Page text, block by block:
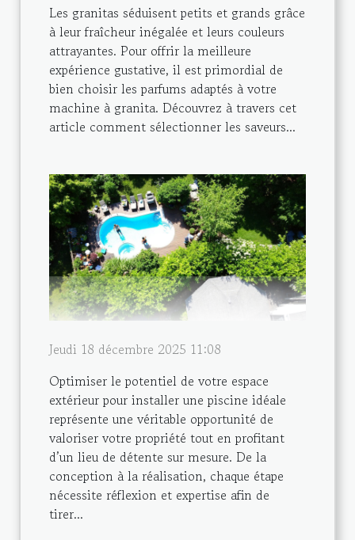
Les granitas séduisent petits et grands grâce
à leur fraîcheur inégalée et leurs couleurs
attrayantes. Pour offrir la meilleure
expérience gustative, il est primordial de
bien choisir les parfums adaptés à votre
machine à granita. Découvrez à travers cet
article comment sélectionner les saveurs...
Jeudi 18 décembre 2025 11:08
Optimiser le potentiel de votre espace
extérieur pour installer une piscine idéale
représente une véritable opportunité de
valoriser votre propriété tout en profitant
d’un lieu de détente sur mesure. De la
conception à la réalisation, chaque étape
nécessite réflexion et expertise afin de
tirer...